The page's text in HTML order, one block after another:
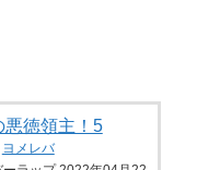
悪徳領主！5
ヨメレバ